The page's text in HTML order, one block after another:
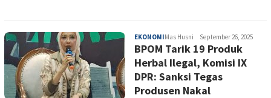
EKONOMIMas Husni September 26, 2025
BPOM Tarik 19 Produk
Herbal Ilegal, Komisi IX
DPR: Sanksi Tegas
Produsen Nakal